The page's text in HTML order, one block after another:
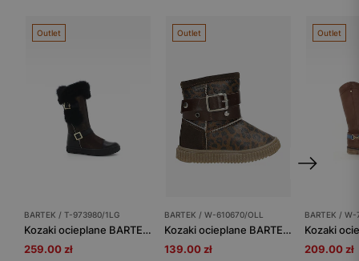
Outlet
BARTEK / T-973980/1LG
Kozaki ocieplane BARTEK T-973980/1LG, dla dziewcząt, brązowo-czarny
259.00 zł
Outlet
BARTEK / W-610670/OLL
Kozaki ocieplane BARTEK W-610670/OLL, dla dziewcząt, brązowy
139.00 zł
Outlet
BARTEK /
209.00 zł